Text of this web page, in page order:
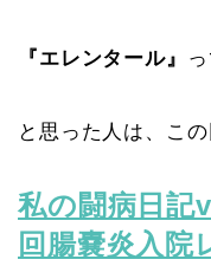
『エレンタール』
と思った人は、こ
私の闘病日記
回腸嚢炎入院